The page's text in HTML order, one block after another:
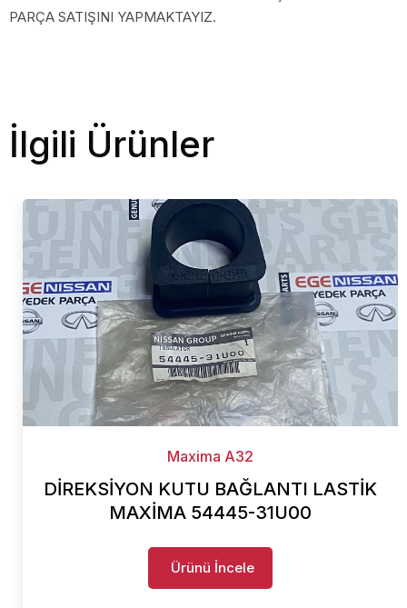
PARÇA SATIŞINI YAPMAKTAYIZ.
İlgili Ürünler
Maxima A32
DİREKSİYON KUTU BAĞLANTI LASTİK
MAXİMA 54445-31U00
Ürünü İncele